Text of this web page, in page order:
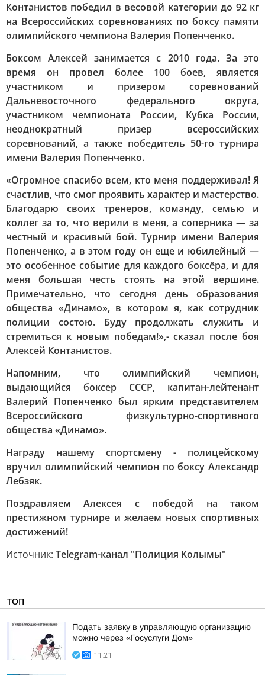
Контанистов победил в весовой категории до 92 кг
на Всероссийских соревнованиях по боксу памяти
олимпийского чемпиона Валерия Попенченко.
Боксом Алексей занимается с 2010 года. За это
время он провел более 100 боев, является
участником и призером соревнований
Дальневосточного федерального округа,
участником чемпионата России, Кубка России,
неоднократный призер всероссийских
соревнований, а также победитель 50-го турнира
имени Валерия Попенченко.
«Огромное спасибо всем, кто меня поддерживал! Я
счастлив, что смог проявить характер и мастерство.
Благодарю своих тренеров, команду, семью и
коллег за то, что верили в меня, а соперника — за
честный и красивый бой. Турнир имени Валерия
Попенченко, а в этом году он еще и юбилейный —
это особенное событие для каждого боксёра, и для
меня большая честь стоять на этой вершине.
Примечательно, что сегодня день образования
общества «Динамо», в котором я, как сотрудник
полиции состою. Буду продолжать служить и
стремиться к новым победам!»,- сказал после боя
Алексей Контанистов.
Напомним, что олимпийский чемпион,
выдающийся боксер СССР, капитан-лейтенант
Валерий Попенченко был ярким представителем
Всероссийского физкультурно-спортивного
общества «Динамо».
Награду нашему спортсмену - полицейскому
вручил олимпийский чемпион по боксу Александр
Лебзяк.
Поздравляем Алексея с победой на таком
престижном турнире и желаем новых спортивных
достижений!
Источник: Telegram-канал "Полиция Колымы"
ТОП
Подать заявку в управляющую организацию
можно через «Госуслуги Дом»
11:21